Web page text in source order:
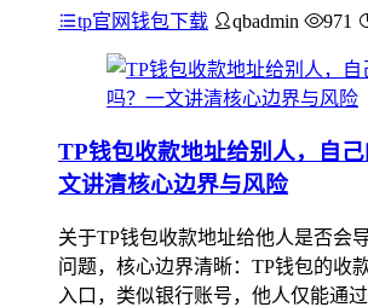
tp官网钱包下载 qbadmin 971
TP钱包收款地址给别人，自
文讲清核心边界与风险
关于TP钱包收款地址给他人是否会
问题，核心边界清晰：TP钱包的收
入口，类似银行账号，他人仅能通